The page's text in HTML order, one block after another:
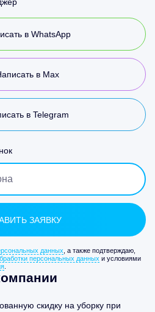
в WhatsApp
в Max
в Telegram
данных , а также подтверждаю,
персональных данных и условиями
скидку на уборку при